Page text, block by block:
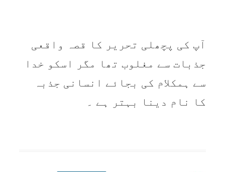
آپ کی پچھلی تحریر کا قصہ واقعی
جذبات سے مغلوب تھا مگر اسکو خدا
سے ہمکلام کی بجائے انسانی جذبہ
کا نام دینا بہتر ہے ۔